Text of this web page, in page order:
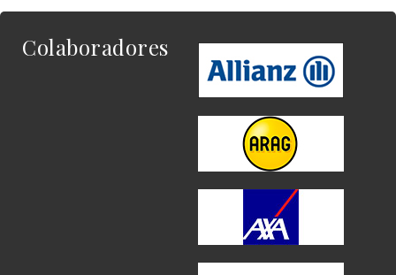
Colaboradores